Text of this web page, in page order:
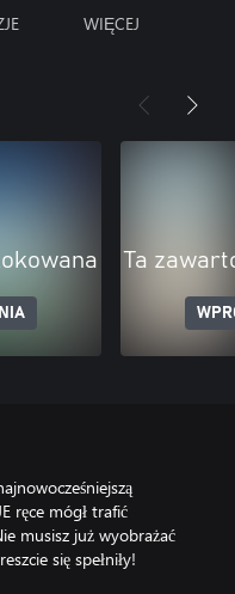
WIĘCEJ
Ta
ręce mógł trafić
musisz już wyobrażać
się spełniły!